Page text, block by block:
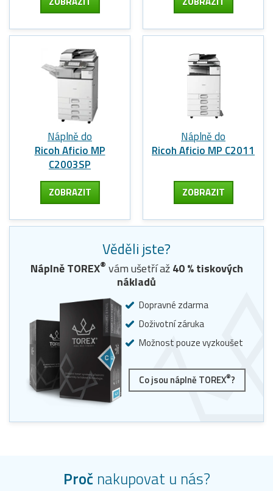
Náplně do
Ricoh Aficio MP
C2003SP
ZOBRAZIT
Náplně do
Ricoh Aficio MP C2011
ZOBRAZIT
Věděli jste?
Náplně TOREX® vám ušetří až40% tiskových
nákladů
Dopravné zdarma
Doživotní záruka
Možnost pouze vyzkoušet
Co jsou náplně TOREX®?
Proč nakupovat u nás?